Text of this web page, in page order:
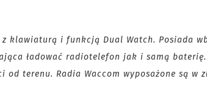
z klawiaturą i funkcją Dual Watch. Posiada
ładować radiotelefon jak i samą baterię.
terenu. Radia Waccom wyposażone są w